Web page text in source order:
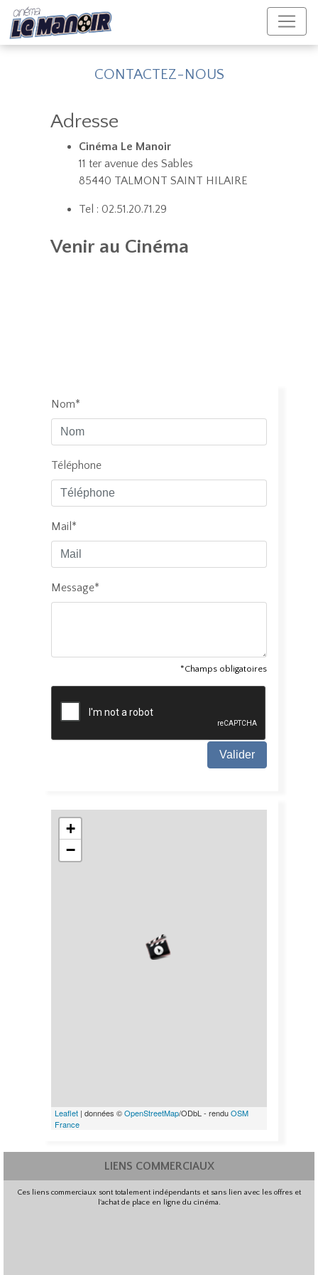
CONTACTEZ-NOUS
Adresse
Cinéma Le Manoir
11 ter avenue des Sables
85440 TALMONT SAINT HILAIRE
Tel : 02.51.20.71.29
Venir au Cinéma
Nom*
Téléphone
Mail*
Message*
*Champs obligatoires
Valider
+
−
Leaflet | données ©OpenStreetMap/ODbL - renduOSM
France
LIENS COMMERCIAUX
Ces liens commerciaux sont totalement indépendants et sans lien avec les offres et
l'achat de place en ligne du cinéma.